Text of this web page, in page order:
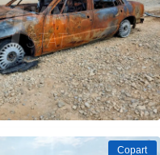
Copart